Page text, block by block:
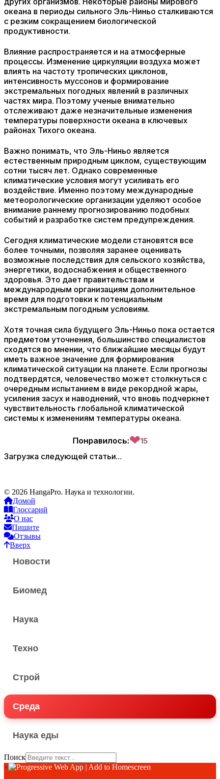
океана в периоды сильного Эль-Ниньо сталкиваются
с резким сокращением биологической
продуктивности.
Влияние распространяется и на атмосферные
процессы. Изменение циркуляции воздуха может
влиять на частоту тропических циклонов,
интенсивность муссонов и формирование
экстремальных погодных явлений в различных
частях мира. Поэтому ученые внимательно
отслеживают даже незначительные изменения
температуры поверхности океана в ключевых
районах Тихого океана.
Важно понимать, что Эль-Ниньо является
естественным природным циклом, существующим
сотни тысяч лет. Однако современные
климатические условия могут усиливать его
воздействие. Именно поэтому международные
метеорологические организации уделяют особое
внимание раннему прогнозированию подобных
событий и разработке систем предупреждения.
Сегодня климатические модели становятся все
более точными, позволяя заранее оценивать
возможные последствия для сельского хозяйства,
энергетики, водоснабжения и общественного
здоровья. Это дает правительствам и
международным организациям дополнительное
время для подготовки к потенциальным
экстремальным погодным условиям.
Хотя точная сила будущего Эль-Ниньо пока остается
предметом уточнения, большинство специалистов
сходятся во мнении, что ближайшие месяцы будут
иметь важное значение для формирования
климатической ситуации на планете. Если прогнозы
подтвердятся, человечество может столкнуться с
очередным испытанием в виде рекордной жары,
усиления засух и наводнений, что вновь подчеркнет
чувствительность глобальной климатической
системы к изменениям температуры океана.
Понравилось:❤15
Загрузка следующей статьи...
© 2026 HangaPro. Наука и технологии.
Домой
Глоссарий
О нас
Пишите
Отзывы
Вверх
Новости
Биомед
Наука
Техно
Строй
Среда
Наука еды
Поиск
×